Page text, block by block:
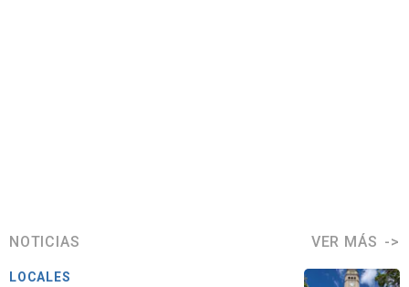
NOTICIAS VER MÁS
LOCALES